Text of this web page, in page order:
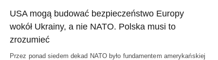
USA mogą budować bezpieczeństwo Europy
wokół Ukrainy, a nie NATO. Polska musi to
zrozumieć
Przez ponad siedem dekad NATO było fundamentem amerykańskiej